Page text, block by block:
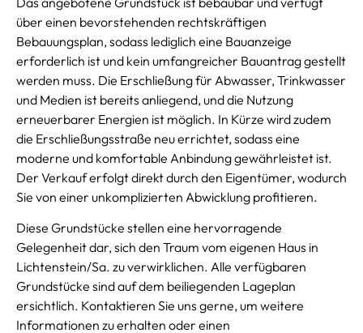
über einen bevorstehenden rechtskräftigen
Bebauungsplan, sodass lediglich eine Bauanzeige
erforderlich ist und kein umfangreicher Bauantrag gestellt
werden muss. Die Erschließung für Abwasser, Trinkwasser
und Medien ist bereits anliegend, und die Nutzung
erneuerbarer Energien ist möglich. In Kürze wird zudem
die Erschließungsstraße neu errichtet, sodass eine
moderne und komfortable Anbindung gewährleistet ist.
Der Verkauf erfolgt direkt durch den Eigentümer, wodurch
Sie von einer unkomplizierten Abwicklung profitieren.
Diese Grundstücke stellen eine hervorragende
Gelegenheit dar, sich den Traum vom eigenen Haus in
Lichtenstein/Sa. zu verwirklichen. Alle verfügbaren
Grundstücke sind auf dem beiliegenden Lageplan
ersichtlich. Kontaktieren Sie uns gerne, um weitere
Informationen zu erhalten oder einen